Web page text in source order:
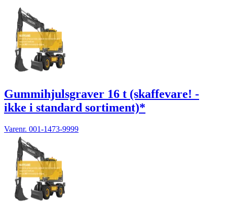
Gummihjulsgraver 16 t (skaffevare! -
ikke i standard sortiment)*
Varenr. 001-1473-9999